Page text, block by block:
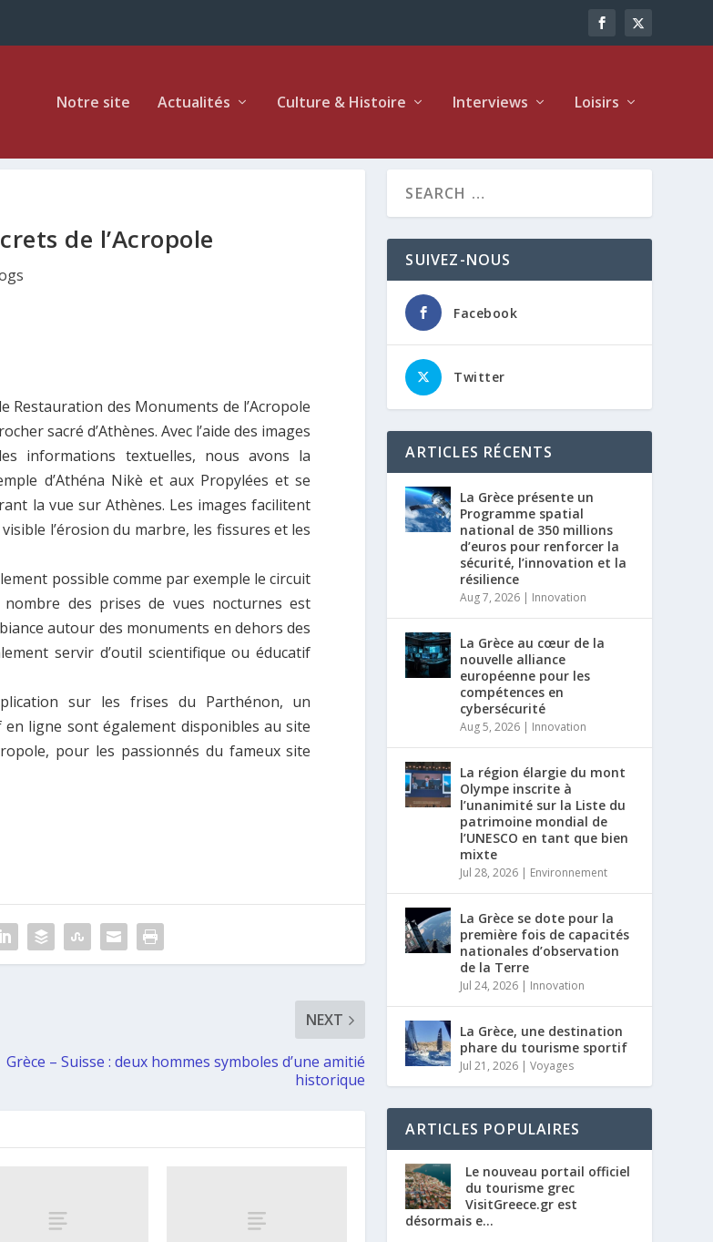
Notre site Actualités Culture & Histoire Interviews Loisirs
de l’Acropole
Restauration des Monuments de l’Acropole
sacré d’Athènes. Avec l’aide des images
informations textuelles, nous avons la
d’Athéna Nikè et aux Propylées et se
la vue sur Athènes. Les images facilitent
l’érosion du marbre, les fissures et les
possible comme par exemple le circuit
des prises de vues nocturnes est
autour des monuments en dehors des
servir d’outil scientifique ou éducatif
sur les frises du Parthénon, un
ligne sont également disponibles au site
pour les passionnés du fameux site
NEXT
Grèce – Suisse : deux hommes symboles d’une amitié
historique
SUIVEZ-NOUS
Facebook
Twitter
ARTICLES RÉCENTS
La Grèce présente un
Programme spatial
national de 350 millions
d’euros pour renforcer la
sécurité, l’innovation et la
résilience
Aug 7, 2026 | Innovation
La Grèce au cœur de la
nouvelle alliance
européenne pour les
compétences en
cybersécurité
Aug 5, 2026 | Innovation
La région élargie du mont
Olympe inscrite à
l’unanimité sur la Liste du
patrimoine mondial de
l’UNESCO en tant que bien
mixte
Jul 28, 2026 | Environnement
La Grèce se dote pour la
première fois de capacités
nationales d’observation
de la Terre
Jul 24, 2026 | Innovation
La Grèce, une destination
phare du tourisme sportif
Jul 21, 2026 |Voyages
ARTICLES POPULAIRES
Le nouveau portail officiel
du tourisme grec
VisitGreece.gr est
désormais e...